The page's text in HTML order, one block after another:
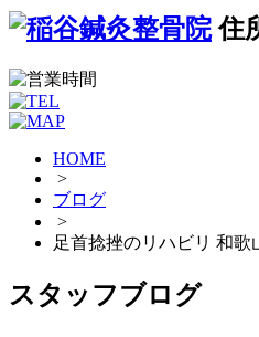
住
HOME
>
ブログ
>
足首捻挫のリハビリ 和
スタッフブログ